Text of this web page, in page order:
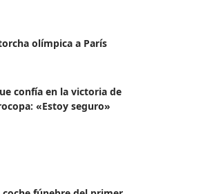
olímpica a París
confía en la victoria de
«Estoy seguro»